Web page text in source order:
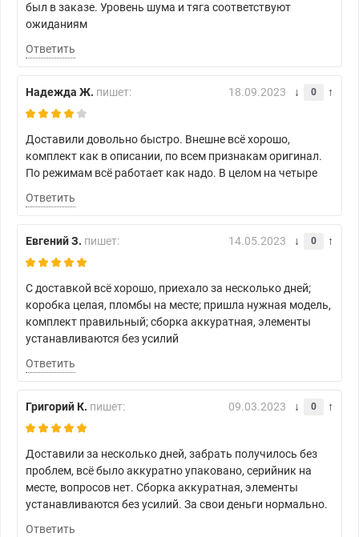
был в заказе. Уровень шума и тяга соответствуют
ожиданиям
Ответить
Надежда Ж. пишет: 18.09.2023 0
Доставили довольно быстро. Внешне всё хорошо,
комплект как в описании, по всем признакам оригинал.
По режимам всё работает как надо. В целом на четыре
Ответить
Евгений З. пишет: 14.05.2023 0
С доставкой всё хорошо, приехало за несколько дней;
коробка целая, пломбы на месте; пришла нужная модель,
комплект правильный; сборка аккуратная, элементы
устанавливаются без усилий
Ответить
Григорий К. пишет: 09.03.2023 0
Доставили за несколько дней, забрать получилось без
проблем, всё было аккуратно упаковано, серийник на
месте, вопросов нет. Сборка аккуратная, элементы
устанавливаются без усилий. За свои деньги нормально.
Ответить